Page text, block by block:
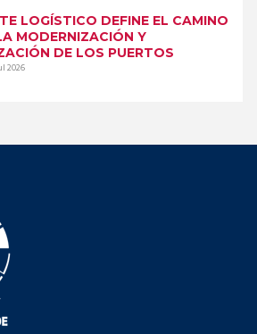
LOGÍSTICO DEFINE EL CAMINO
MODERNIZACIÓN Y
DE LOS PUERTOS
2026